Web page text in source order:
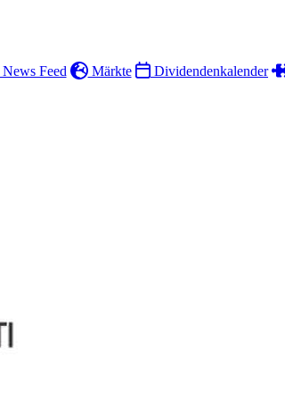
News Feed Märkte Dividendenkalender